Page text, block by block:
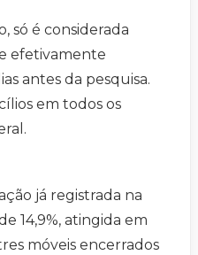
só é considerada
efetivamente
antes da pesquisa.
em todos os
já registrada na
14,9%, atingida em
móveis encerrados